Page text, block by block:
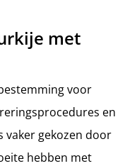
met
voor
en
gekozen door
hebben met